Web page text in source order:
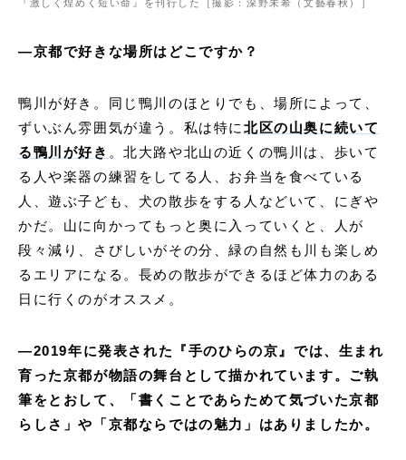
『激しく煌めく短い命』を刊行した［撮影：深野未希（文藝春秋）］
―京都で好きな場所はどこですか？
鴨川が好き。同じ鴨川のほとりでも、場所によって、
ずいぶん雰囲気が違う。私は特に北区の山奥に続いて
る鴨川が好き 。北大路や北山の近くの鴨川は、歩いて
る人や楽器の練習をしてる人、お弁当を食べている
人、遊ぶ子ども、犬の散歩をする人などいて、にぎや
かだ。山に向かってもっと奥に入っていくと、人が
段々減り、さびしいがその分、緑の自然も川も楽しめ
るエリアになる。長めの散歩ができるほど体力のある
日に行くのがオススメ。
―2019年に発表された『手のひらの京』では、生まれ
育った京都が物語の舞台として描かれています。ご執
筆をとおして、「書くことであらためて気づいた京都
らしさ」や「京都ならではの魅力」はありましたか。